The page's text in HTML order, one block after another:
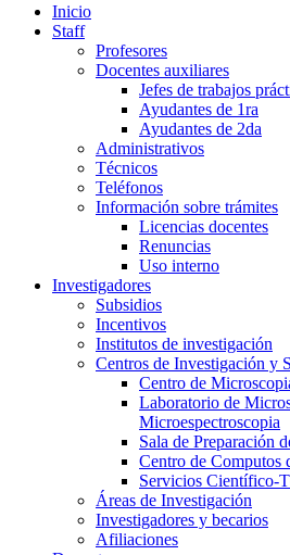
Inicio
Staff
Profesores
Docentes auxiliares
Jefes de trabajos
Ayudantes de 1ra
Ayudantes de 2da
Administrativos
Técnicos
Teléfonos
Información sobre trámites
Licencias docentes
Renuncias
Uso interno
Investigadores
Subsidios
Incentivos
Institutos de investigación
Centros de Investigación y
Centro de
Laboratorio de
Microespectroscopia
Sala de Preparación
Centro de Computos
Servicios Científico-
Áreas de Investigación
Investigadores y becarios
Afiliaciones